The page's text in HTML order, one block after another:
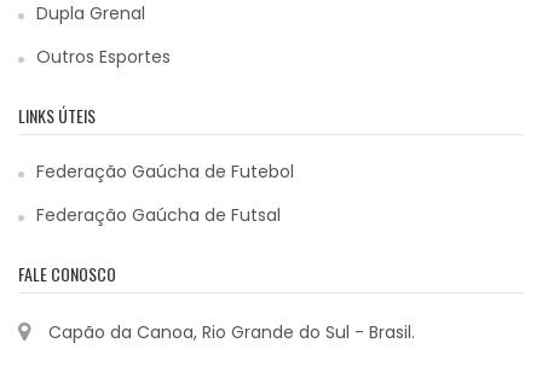
Dupla Grenal
Outros Esportes
LINKS ÚTEIS
Federação Gaúcha de Futebol
Federação Gaúcha de Futsal
FALE CONOSCO
Capão da Canoa, Rio Grande do Sul - Brasil.